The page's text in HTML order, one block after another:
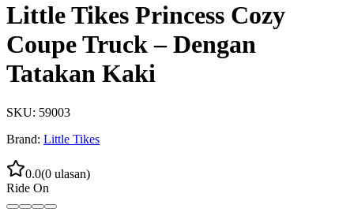
Little Tikes Princess Cozy
Coupe Truck – Dengan
Tatakan Kaki
SKU: 59003
Brand: Little Tikes
0.0(0 ulasan)
Ride On